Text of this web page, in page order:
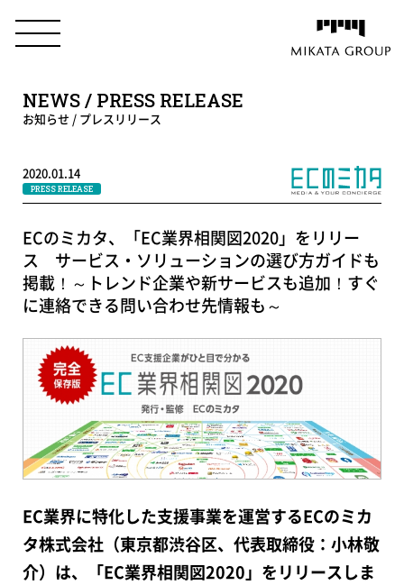
NEWS / PRESS RELEASE
お知らせ / プレスリリース
2020.01.14
PRESS RELEASE
ECのミカタ、「EC業界相関図2020」をリリー
ス サービス・ソリューションの選び方ガイドも
掲載！～トレンド企業や新サービスも追加！すぐ
に連絡できる問い合わせ先情報も～
EC業界に特化した支援事業を運営するECのミカ
タ株式会社（東京都渋谷区、代表取締役：小林敬
介）は、「EC業界相関図2020」をリリースしま